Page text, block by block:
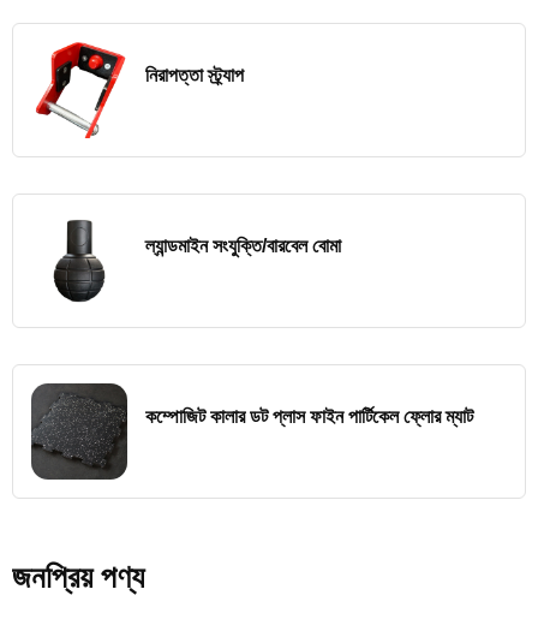
নিরাপত্তা স্ট্র্যাপ
ল্যান্ডমাইন সংযুক্তি/বারবেল বোমা
কম্পোজিট কালার ডট প্লাস ফাইন পার্টিকেল ফ্লোর ম্যাট
জনপ্রিয় পণ্য